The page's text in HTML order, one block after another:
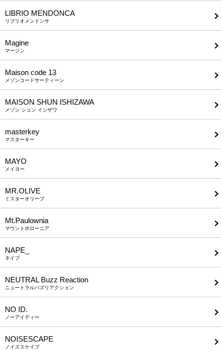
LIBRIO MENDONCA
リブリオメンドンサ
Magine
マージン
Maison code 13
メゾンコードサーティーン
MAISON SHUN ISHIZAWA
メゾン シュン イシザワ
masterkey
マスターキー
MAYO
メイヨー
MR.OLIVE
ミスターオリーブ
Mt.Paulownia
マウントポローニア
NAPE_
ネイプ
NEUTRAL Buzz Reaction
ニュートラルバズリアクション
NO ID.
ノーアイディー
NOISESCAPE
ノイズスケイプ